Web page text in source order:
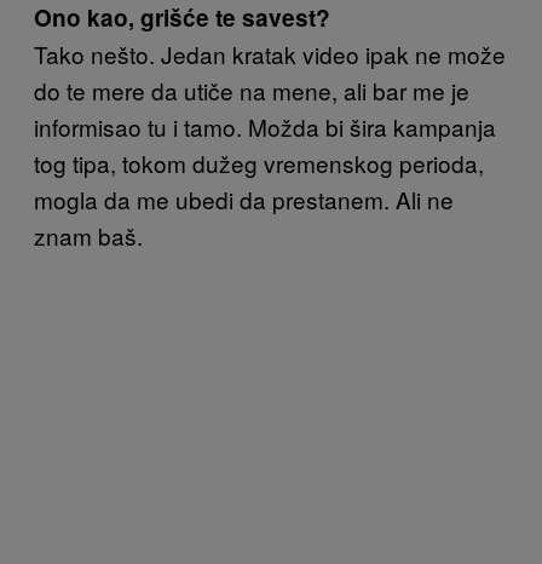
Ono kao, grišće te savest?
Tako nešto. Jedan kratak video ipak ne može
do te mere da utiče na mene, ali bar me je
informisao tu i tamo. Možda bi šira kampanja
tog tipa, tokom dužeg vremenskog perioda,
mogla da me ubedi da prestanem. Ali ne
znam baš.